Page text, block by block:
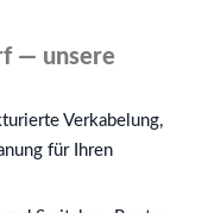
— unsere
Verkabelung,
für Ihren